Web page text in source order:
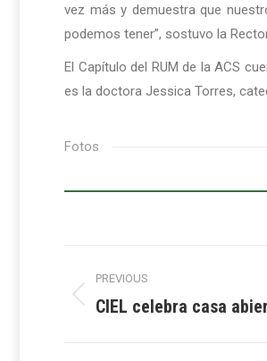
vez más y demuestra que
podemos tener”, sostuvo la
El Capítulo del RUM de la ACS
es la doctora Jessica Torres,
Fotos
navigation
PREVIOUS
Previous
CIEL celebra casa